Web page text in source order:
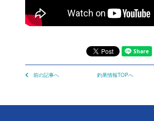
前の記事へ 釣果情報TOPへ